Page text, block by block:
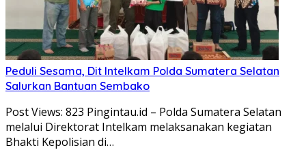
Peduli Sesama, Dit Intelkam Polda Sumatera Selatan
Salurkan Bantuan Sembako
Post Views: 823 Pingintau.id – Polda Sumatera Selatan
melalui Direktorat Intelkam melaksanakan kegiatan
Bhakti Kepolisian di…